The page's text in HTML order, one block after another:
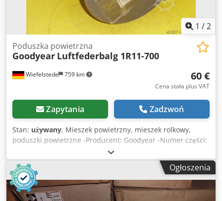
1 /2
Wiefelstede 759 km
Poduszka powietrzna
Goodyear Luftfederbalg 1R11-700
60 €
Cena stała plus VAT
Zapytania Zadzwoń
Stan: używany, Mieszek powietrzny, mieszek rolkowy,
poduszki powietrzne -Producent: Goodyear -Numer części:
1R11-700 566222709060000 -Waga: 7 kg Dedpfxob A Tfxe Ai
Iekr
Ogłoszenia